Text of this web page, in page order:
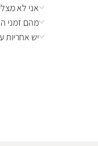
אני לא
מהם זמני
יש אחריות